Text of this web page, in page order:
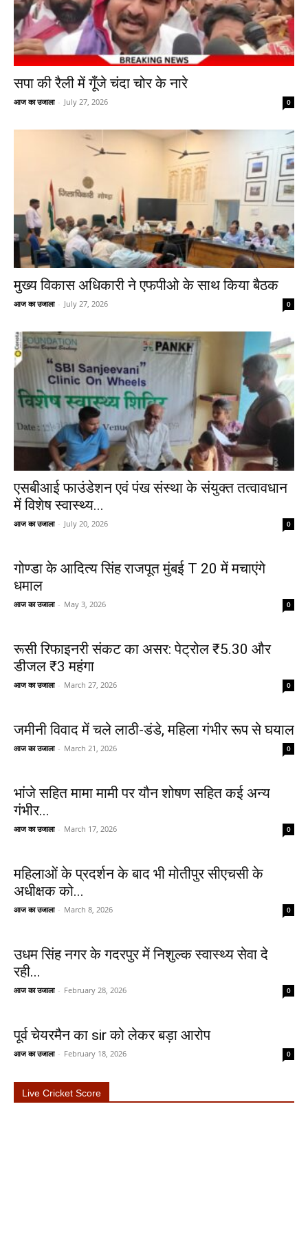
सपा की रैली में गूँजे चंदा चोर के नारे
आज का उजाला - July 27, 2026 0
मुख्य विकास अधिकारी ने एफपीओ के साथ किया बैठक
आज का उजाला - July 27, 2026 0
एसबीआई फाउंडेशन एवं पंख संस्था के संयुक्त तत्वावधान
में विशेष स्वास्थ्य...
आज का उजाला - July 20, 2026 0
गोण्डा के आदित्य सिंह राजपूत मुंबई T 20 में मचाएंगे
धमाल
आज का उजाला - May 3, 2026 0
रूसी रिफाइनरी संकट का असर: पेट्रोल ₹5.30 और
डीजल ₹3 महंगा
आज का उजाला - March 27, 2026 0
जमीनी विवाद में चले लाठी-डंडे, महिला गंभीर रूप से घयाल
आज का उजाला - March 21, 2026 0
भांजे सहित मामा मामी पर यौन शोषण सहित कई अन्य
गंभीर...
आज का उजाला - March 17, 2026 0
महिलाओं के प्रदर्शन के बाद भी मोतीपुर सीएचसी के
अधीक्षक को...
आज का उजाला - March 8, 2026 0
उधम सिंह नगर के गदरपुर में निशुल्क स्वास्थ्य सेवा दे
रही...
आज का उजाला - February 28, 2026 0
पूर्व चेयरमैन का sir को लेकर बड़ा आरोप
आज का उजाला - February 18, 2026 0
Live Cricket Score